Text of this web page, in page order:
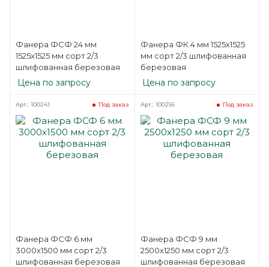
Фанера ФСФ 24 мм
1525х1525 мм сорт 2/3
шлифованная березовая
Цена по запросу
Фанера ФК 4 мм 1525х1525
мм сорт 2/3 шлифованная
березовая
Цена по запросу
Фанера ФСФ 6 мм
3000х1500 мм сорт 2/3
шлифованная березовая
Под заказ
Арт.: 100241
Фанера ФСФ 9 мм
2500х1250 мм сорт 2/3
шлифованная березовая
Под заказ
Арт.: 100256